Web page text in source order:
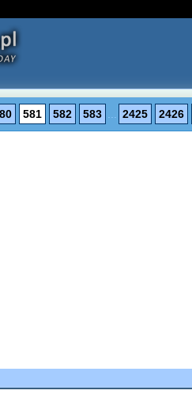
581 582 583 2425 2426